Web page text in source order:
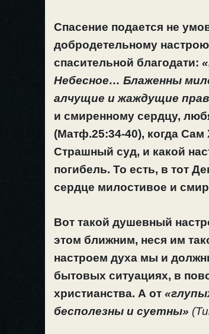
Спасение подается не
добродетельному
спасительной благодати:
Небесное… Блаженны
алчущие и жаждущие
и смиренному сердцу,
(Матф.25:34-40), когда Сам
Страшный суд, и какой
погибель. То есть, в тот
сердце милостивое и
Вот такой душевный
этом ближним, неся им
настроем духа мы и
бытовых ситуациях, в
христианства. А от
бесполезны и суетны»